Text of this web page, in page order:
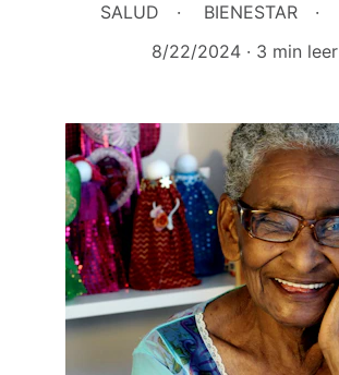
SALUD
BIENESTAR
8/22/2024
3 min leer